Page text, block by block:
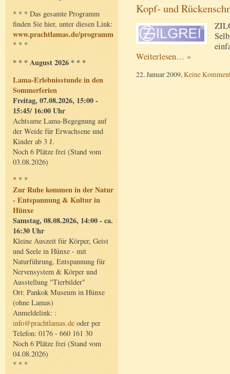
* * * Das gesamte Programm
finden Sie hier, unter diesen Link:
www.prachtlamas.de/programm
* * *
* * * August 2026 * * *
Lama-Erlebnisstunde in den
Sommerferien
Freitag, 07.08.2026, 15:00 -
15:45/ 16:00 Uhr
Achtsame Lama-Begegnung auf
der Weide für Erwachsene und
Kinder ab 3 J.
Noch 6 Plätze frei (Stand vom
03.08.2026)
* * *
Zur Ruhe kommen in der Natur
- Entspannung & Kultur in
Hünxe
Samstag, 08.08.2026, 14:00 - ca.
16:30 Uhr
Kleine Auszeit für Körper, Geist
und Seele in Hünxe - mit
Naturführung, Entspannung für
Nervensystem & Körper und
Ausstellung "Tierbilder"
Ort: Pankok Museum in Hünxe
(ohne Lamas)
Anmeldelink: :
info@prachtlamas.de oder per
Telefon: 0176 - 660 161 30
Noch 6 Plätze frei (Stand vom
04.08.2026)
* * *
Kopf- und
Weiterlesen… »
22. Januar 2009,Keine